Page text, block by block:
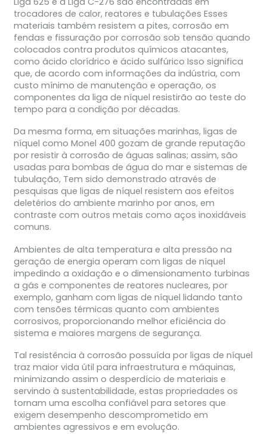
trocadores de calor, reatores e tubulações Esses
materiais também resistem a pites, corrosão em
fendas e fissuração por corrosão sob tensão quando
colocados contra produtos químicos atacantes,
como ácido clorídrico e ácido sulfúrico Isso significa
que, de acordo com informações da indústria, com
custo mínimo de manutenção e operação, os
componentes da liga de níquel resistirão ao teste do
tempo para a condição por décadas.
Da mesma forma, em situações marinhas, ligas de
níquel como Monel 400 gozam de grande reputação
por resistir à corrosão de águas salinas; assim, são
usadas para bombas de água do mar e sistemas de
tubulação, Tem sido demonstrado através de
pesquisas que ligas de níquel resistem aos efeitos
deletérios do ambiente marinho por anos, em
contraste com outros metais como aços inoxidáveis
comuns.
Ambientes de alta temperatura e alta pressão na
geração de energia operam com ligas de níquel
impedindo a oxidação e o dimensionamento turbinas
a gás e componentes de reatores nucleares, por
exemplo, ganham com ligas de níquel lidando tanto
com tensões térmicas quanto com ambientes
corrosivos, proporcionando melhor eficiência do
sistema e maiores margens de segurança.
Tal resistência à corrosão possuída por ligas de níquel
traz maior vida útil para infraestrutura e máquinas,
minimizando assim o desperdício de materiais e
servindo à sustentabilidade, estas propriedades os
tornam uma escolha confiável para setores que
exigem desempenho descomprometido em
ambientes agressivos e em evolução.